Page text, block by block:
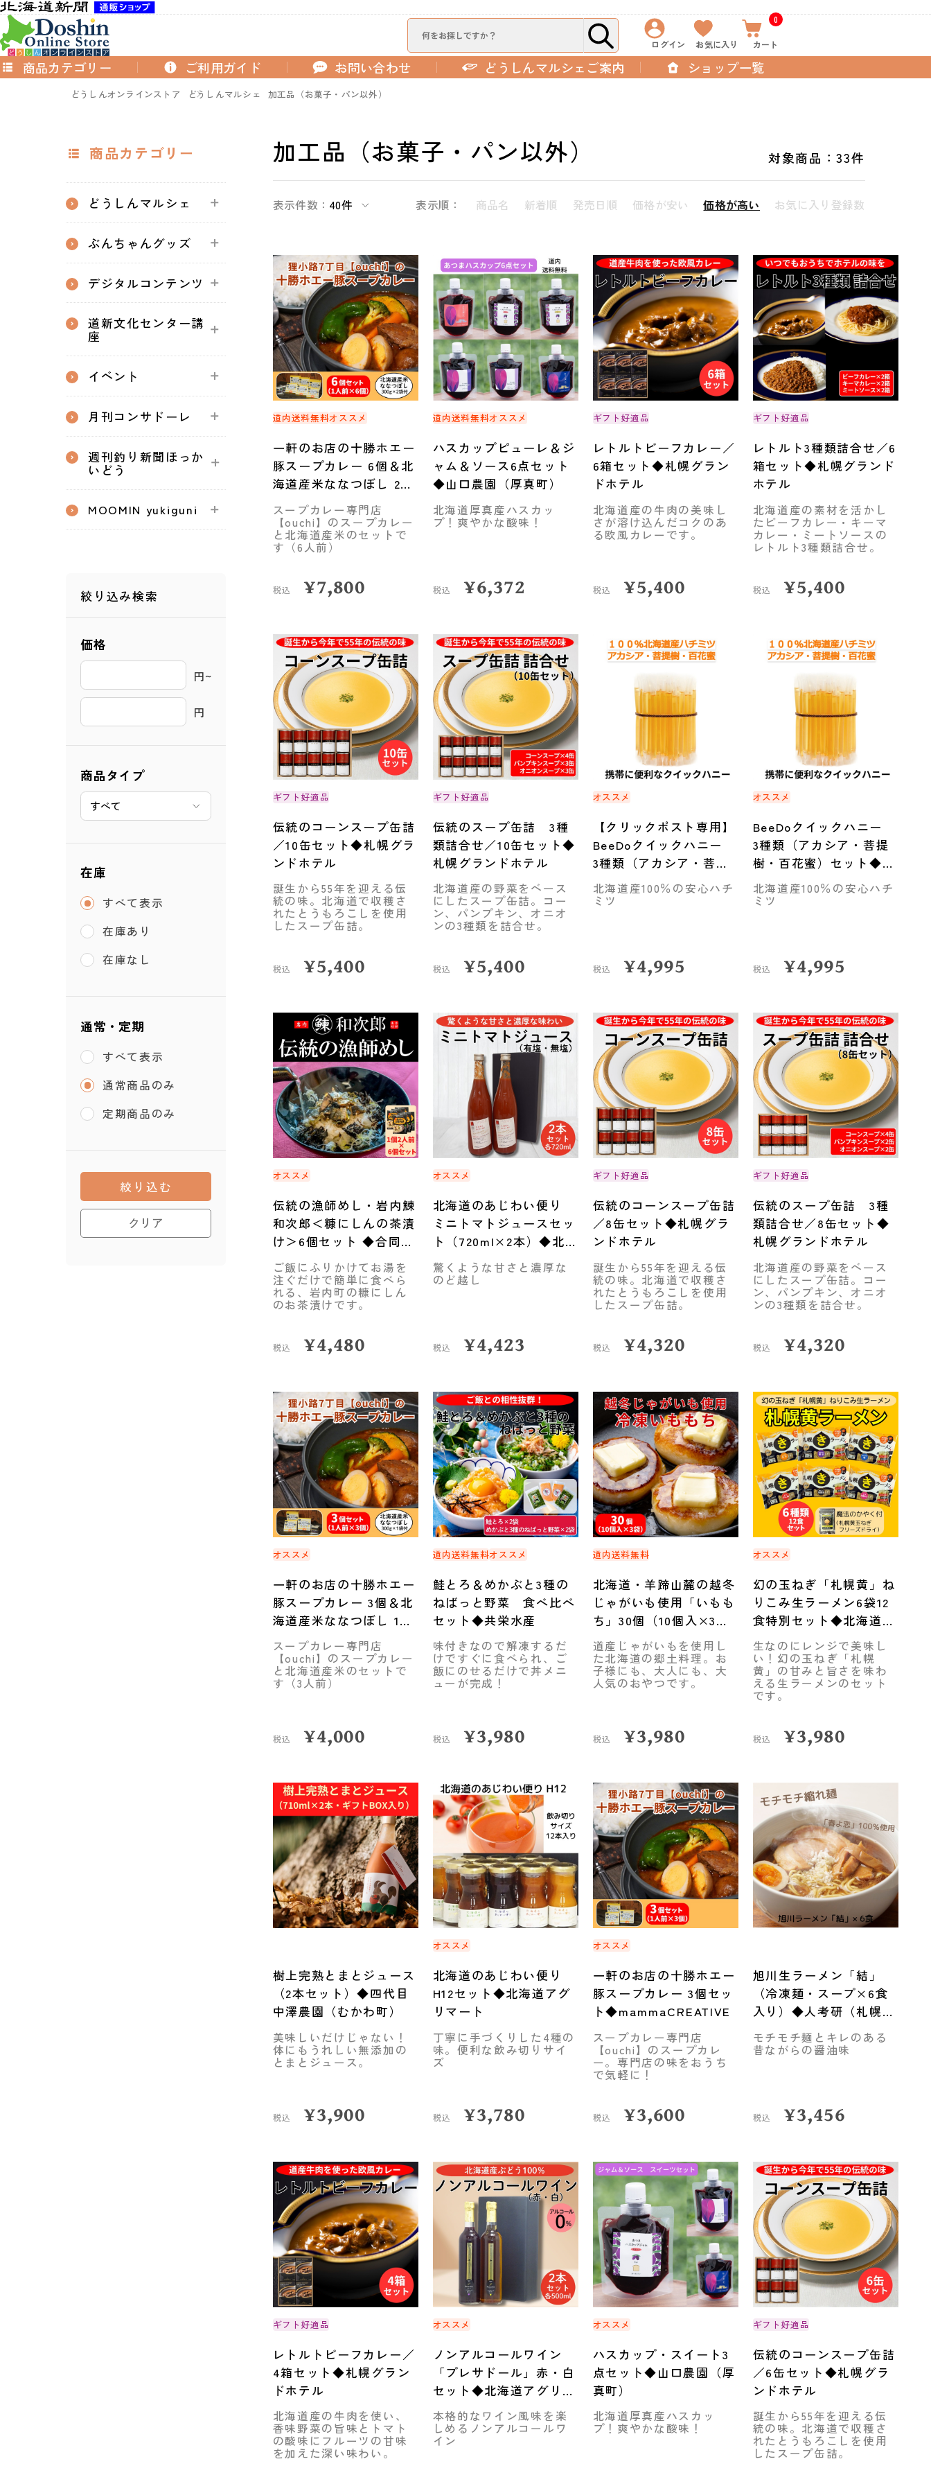
ログイン お気に入り
0
カート
商品カテゴリー ショップ一覧
ご利用ガイド お問い合わせ どうしんマルシェご案内
どうしんオンラインストア どうしんマルシェ 加工品（お菓子・パン以外）
商品カテゴリー
どうしんマルシェ
ぶんちゃんグッズ
デジタルコンテンツ
道新文化センター講
座
イベント
月刊コンサドーレ
週刊釣り新聞ほっか
いどう
MOOMIN yukiguni
絞り込み検索
価格
円~
円
商品タイプ
在庫
すべて表示
在庫あり
在庫なし
通常・定期
すべて表示
通常商品のみ
定期商品のみ
クリア
絞り込む
加工品（お菓子・パン以外） 対象商品：33件
表示件数： 40件 表示順： 商品名 新着順 発売日順 価格が安い 価格が高い お気に入り登録数
道内送料無料オススメ
一軒のお店の十勝ホエー
豚スープカレー 6個＆北
海道産米ななつぼし 2袋
セット
◆mammaCREATIVE
スープカレー専門店
【ouchi】のスープカレー
と北海道産米のセットで
す（6人前）
税込 ¥7,800
道内送料無料オススメ
ハスカップピューレ＆ジ
ャム＆ソース6点セット
◆山口農園（厚真町）
北海道厚真産ハスカッ
プ！爽やかな酸味！
税込 ¥6,372
ギフト好適品
レトルトビーフカレー／
6箱セット◆札幌グラン
ドホテル
北海道産の牛肉の美味し
さが溶け込んだコクのあ
る欧風カレーです。
税込 ¥5,400
ギフト好適品
レトルト3種類詰合せ／6
箱セット◆札幌グランド
ホテル
北海道産の素材を活かし
たビーフカレー・キーマ
カレー・ミートソースの
レトルト3種類詰合せ。
税込 ¥5,400
ギフト好適品
伝統のコーンスープ缶詰
／10缶セット◆札幌グラ
ンドホテル
誕生から55年を迎える伝
統の味。北海道で収穫さ
れたとうもろこしを使用
したスープ缶詰。
税込 ¥5,400
ギフト好適品
伝統のスープ缶詰 3種
類詰合せ／10缶セット◆
札幌グランドホテル
北海道産の野菜をベース
にしたスープ缶詰。コー
ン、パンプキン、オニオ
ンの3種類を詰合せ。
税込 ¥5,400
オススメ
【クリックポスト専用】
BeeDoクイックハニー
3種類（アカシア・菩提
樹・百花蜜）セット◆旭
川市
北海道産100％の安心ハチ
ミツ
税込 ¥4,995
オススメ
BeeDoクイックハニー
3種類（アカシア・菩提
樹・百花蜜）セット◆旭
川市
北海道産100％の安心ハチ
ミツ
税込 ¥4,995
オススメ
伝統の漁師めし・岩内鰊
和次郎＜糠にしんの茶漬
け＞6個セット ◆合同会
社いわない前浜市場
ご飯にふりかけてお湯を
注ぐだけで簡単に食べら
れる、岩内町の糠にしん
のお茶漬けです。
税込 ¥4,480
オススメ
北海道のあじわい便り
ミニトマトジュースセッ
ト（720ml×2本）◆北海
道アグリマート
驚くような甘さと濃厚な
のど越し
税込 ¥4,423
ギフト好適品
伝統のコーンスープ缶詰
／8缶セット◆札幌グラ
ンドホテル
誕生から55年を迎える伝
統の味。北海道で収穫さ
れたとうもろこしを使用
したスープ缶詰。
税込 ¥4,320
ギフト好適品
伝統のスープ缶詰 3種
類詰合せ／8缶セット◆
札幌グランドホテル
北海道産の野菜をベース
にしたスープ缶詰。コー
ン、パンプキン、オニオ
ンの3種類を詰合せ。
税込 ¥4,320
オススメ
一軒のお店の十勝ホエー
豚スープカレー 3個＆北
海道産米ななつぼし 1袋
セット
◆mammaCREATIVE
スープカレー専門店
【ouchi】のスープカレー
と北海道産米のセットで
す（3人前）
税込 ¥4,000
道内送料無料オススメ
鮭とろ＆めかぶと3種の
ねばっと野菜 食べ比べ
セット◆共栄水産
味付きなので解凍するだ
けですぐに食べられ、ご
飯にのせるだけで丼メニ
ューが完成！
税込 ¥3,980
道内送料無料
北海道・羊蹄山麓の越冬
じゃがいも使用「いもも
ち」30個（10個入×3
袋）◆共栄水産
道産じゃがいもを使用し
た北海道の郷土料理。お
子様にも、大人にも、大
人気のおやつです。
税込 ¥3,980
オススメ
幻の玉ねぎ「札幌黄」ね
りこみ生ラーメン6袋12
食特別セット◆北海道メ
ンフーズ
生なのにレンジで美味し
い！幻の玉ねぎ「札幌
黄」の甘みと旨さを味わ
える生ラーメンのセット
です。
税込 ¥3,980
樹上完熟とまとジュース
（2本セット）◆四代目
中澤農園（むかわ町）
美味しいだけじゃない！
体にもうれしい無添加の
とまとジュース。
税込 ¥3,900
オススメ
北海道のあじわい便り
H12セット◆北海道アグ
リマート
丁寧に手づくりした4種の
味。便利な飲み切りサイ
ズ
税込 ¥3,780
オススメ
一軒のお店の十勝ホエー
豚スープカレー 3個セッ
ト◆mammaCREATIVE
スープカレー専門店
【ouchi】のスープカレ
ー。専門店の味をおうち
で気軽に！
税込 ¥3,600
旭川生ラーメン「結」
（冷凍麺・スープ×6食
入り）◆人考研（札幌
市）
モチモチ麺とキレのある
昔ながらの醤油味
税込 ¥3,456
ギフト好適品
レトルトビーフカレー／
4箱セット◆札幌グラン
ドホテル
北海道産の牛肉を使い、
香味野菜の旨味とトマト
の酸味にフルーツの甘味
を加えた深い味わい。
オススメ
ノンアルコールワイン
「プレサドール」赤・白
セット◆北海道アグリマ
ート
本格的なワイン風味を楽
しめるノンアルコールワ
イン
オススメ
ハスカップ・スイート3
点セット◆山口農園（厚
真町）
北海道厚真産ハスカッ
プ！爽やかな酸味！
ギフト好適品
伝統のコーンスープ缶詰
／6缶セット◆札幌グラ
ンドホテル
誕生から55年を迎える伝
統の味。北海道で収穫さ
れたとうもろこしを使用
したスープ缶詰。